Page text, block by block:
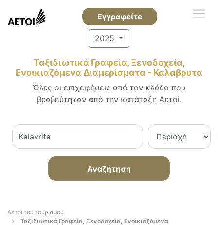
Εγγραφείτε
2025
Ταξιδιωτικά Γραφεία, Ξενοδοχεία,
Ενοικιαζόμενα Διαμερίσματα - Καλαβρυτα
Όλες οι επιχειρήσεις από τον κλάδο που
βραβεύτηκαν από την κατάταξη Αετοί.
Αναζήτηση
Αετοί του τουρισμού
Ταξιδιωτικά Γραφεία, Ξενοδοχεία, Ενοικιαζόμενα